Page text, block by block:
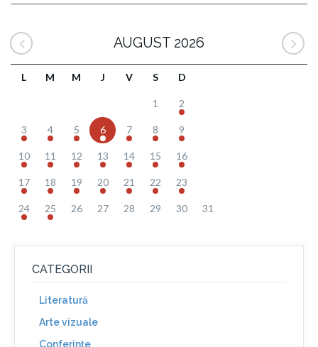
AUGUST 2026
L M M J V S D
1 2
3 4 5 6 7 8 9
10 11 12 13 14 15 16
17 18 19 20 21 22 23
24 25 26 27 28 29 30 31
CATEGORII
Literatură
Arte vizuale
Conferinţe